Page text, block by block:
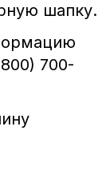
шапку.
700-